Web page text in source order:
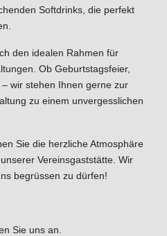
Softdrinks, die perfekt
den idealen Rahmen für
Ob Geburtstagsfeier,
wir stehen Ihnen gerne zur
zu einem unvergesslichen
Sie die herzliche Atmosphäre
Vereinsgaststätte. Wir
begrüssen zu dürfen!
Sie uns an.